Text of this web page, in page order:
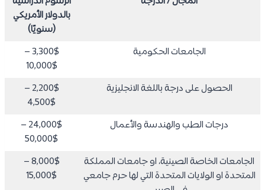
بالدولار الأمريكي
(سنويًا)
الجامعات الحكومية
3,300$ –
10,000$
الحصول على درجة باللغة الانجليزية
2,200$ –
4,500$
درجات الطب والهندسة والأعمال
24,000$ –
50,000$
الجامعات الخاصة الصينية، او جامعات المملكة
المتحدة او الولايات المتحدة التي لها حرم جامعي
8,000$ –
15,000$